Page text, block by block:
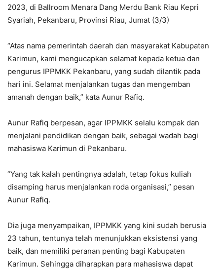
2023, di Ballroom Menara Dang Merdu Bank Riau Kepri
Syariah, Pekanbaru, Provinsi Riau, Jumat (3/3)
“Atas nama pemerintah daerah dan masyarakat Kabupaten
Karimun, kami mengucapkan selamat kepada ketua dan
pengurus IPPMKK Pekanbaru, yang sudah dilantik pada
hari ini. Selamat menjalankan tugas dan mengemban
amanah dengan baik,” kata Aunur Rafiq.
Aunur Rafiq berpesan, agar IPPMKK selalu kompak dan
menjalani pendidikan dengan baik, sebagai wadah bagi
mahasiswa Karimun di Pekanbaru.
“Yang tak kalah pentingnya adalah, tetap fokus kuliah
disamping harus menjalankan roda organisasi,” pesan
Aunur Rafiq.
Dia juga menyampaikan, IPPMKK yang kini sudah berusia
23 tahun, tentunya telah menunjukkan eksistensi yang
baik, dan memiliki peranan penting bagi Kabupaten
Karimun. Sehingga diharapkan para mahasiswa dapat